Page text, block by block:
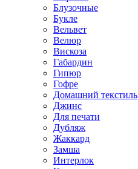
Блузочные
Букле
Вельвет
Велюр
Вискоза
Габардин
Гипюр
Гофре
Домашний текстиль
Джинс
Для печати
Дубляж
Жаккард
Замша
Интерлок